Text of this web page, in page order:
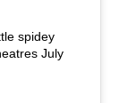
spidey
July